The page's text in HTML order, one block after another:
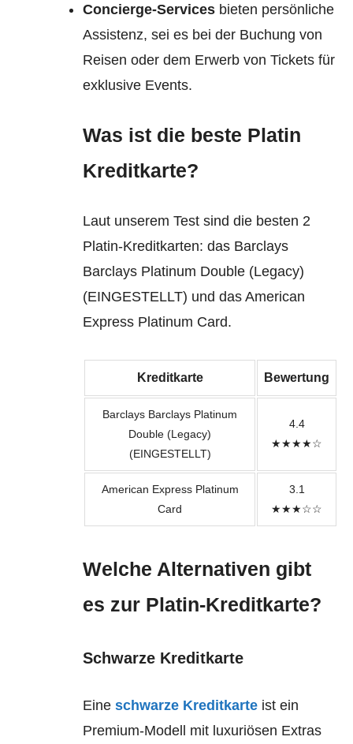
Concierge-Services bieten persönliche
Assistenz, sei es bei der Buchung von
Reisen oder dem Erwerb von Tickets für
exklusive Events.
Was ist die beste Platin
Kreditkarte?
Laut unserem Test sind die besten 2
Platin-Kreditkarten: das Barclays
Barclays Platinum Double (Legacy)
(EINGESTELLT) und das American
Express Platinum Card.
Kreditkarte Bewertung
Barclays Barclays Platinum
Double (Legacy)
(EINGESTELLT)
4.4
★★★★☆
American Express Platinum
Card
3.1
★★★☆☆
Welche Alternativen gibt
es zur Platin-Kreditkarte?
Schwarze Kreditkarte
Eineschwarze Kreditkarte ist ein
Premium-Modell mit luxuriösen Extras